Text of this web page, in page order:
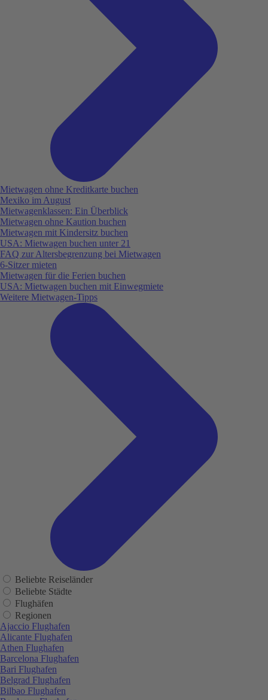
Mietwagen ohne Kreditkarte buchen
Mexiko im August
Mietwagenklassen: Ein Überblick
Mietwagen ohne Kaution buchen
Mietwagen mit Kindersitz buchen
USA: Mietwagen buchen unter 21
FAQ zur Altersbegrenzung bei Mietwagen
6-Sitzer mieten
Mietwagen für die Ferien buchen
USA: Mietwagen buchen mit Einwegmiete
Weitere Mietwagen-Tipps
Beliebte Reiseländer
Beliebte Städte
Flughäfen
Regionen
Ajaccio Flughafen
Alicante Flughafen
Athen Flughafen
Barcelona Flughafen
Bari Flughafen
Belgrad Flughafen
Bilbao Flughafen